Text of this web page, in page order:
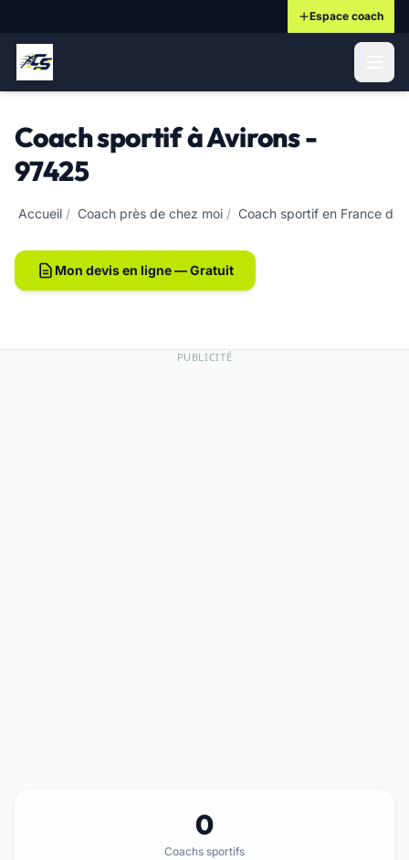
Espace coach
Coach sportif à Avirons -
97425
Accueil / Coach près de chez moi / Coach sportif en France
Mon devis en ligne — Gratuit
PUBLICITÉ
0
Coachs sportifs